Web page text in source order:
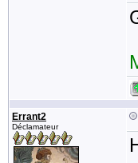
Errant2
Déclamateur